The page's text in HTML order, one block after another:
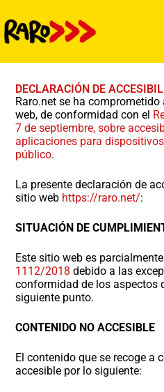
DECLARACIÓN DE
Raro.net se ha
web, de conformidad con el
7 de septiembre, sobre
aplicaciones para
público.
La presente declaración de
sitio web https://raro.net/:
SITUACIÓN DE
Este sitio web es
1112/2018 debido a las
conformidad de los aspectos
siguiente punto.
CONTENIDO NO ACCESIBLE
El contenido que se recoge a
accesible por lo siguiente: